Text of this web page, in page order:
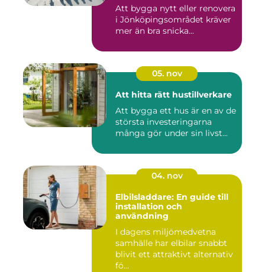
Att bygga nytt eller renovera
i Jönköpingsområdet kräver
mer än bra snicka...
05. nov
Att hitta rätt hustillverkare
Att bygga ett hus är en av de
största investeringarna
många gör under sin livst...
04. nov
Elbilsladdare: En guide till
installation och
användning
I dagens miljömedvetna
samhälle har elbilar snabbt
blivit ett attraktivt alternativ
fö...